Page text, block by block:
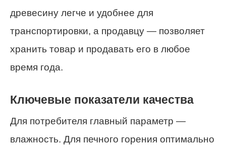
древесину легче и удобнее для
транспортировки, а продавцу — позволяет
хранить товар и продавать его в любое
время года.
Ключевые показатели качества
Для потребителя главный параметр —
влажность. Для печного горения оптимально